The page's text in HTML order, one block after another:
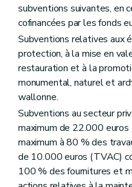
subventions suivantes, en
cofinancées par les fonds
Subventions relatives aux
protection, à la mise en
restauration et à la
monumental, naturel et
wallonne.
Subventions au secteur
maximum de 22.000
maximum à 80 % des
de 10.000 euros (TVAC)
100 % des fournitures et